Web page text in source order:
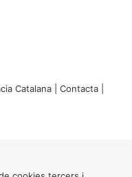
Catalana | Contacta